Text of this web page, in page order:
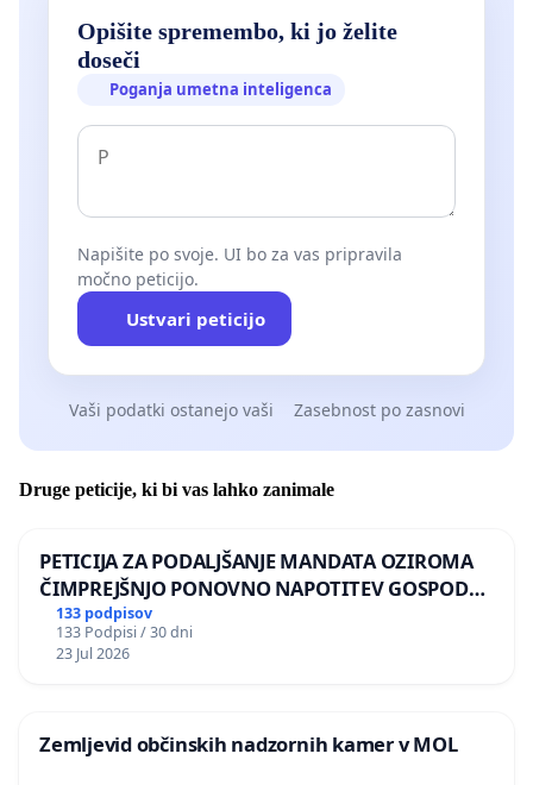
Opišite spremembo, ki jo želite
doseči
Poganja umetna inteligenca
Napišite po svoje. UI bo za vas pripravila
močno peticijo.
Ustvari peticijo
Vaši podatki ostanejo vaši Zasebnost po zasnovi
Druge peticije, ki bi vas lahko zanimale
PETICIJA ZA PODALJŠANJE MANDATA OZIROMA
ČIMPREJŠNJO PONOVNO NAPOTITEV GOSPODA
BERNARDA ŠRAJNERJA NA VELEPOSLANIŠTVO
REPUBLIKE SLOVENIJE V MOSKVI
133 podpisov
133 Podpisi / 30 dni
23 Jul 2026
Zemljevid občinskih nadzornih kamer v MOL